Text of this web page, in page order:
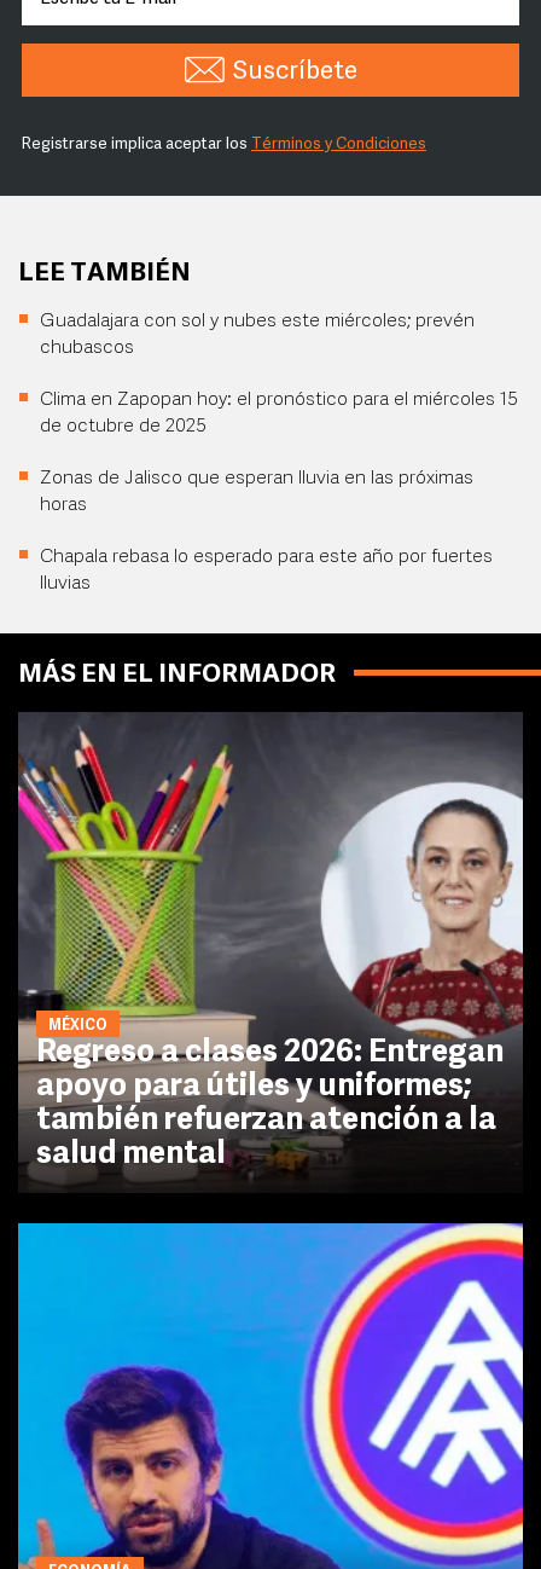
Suscríbete
Registrarse implica aceptar los Términos y Condiciones
LEE TAMBIÉN
Guadalajara con sol y nubes este miércoles; prevén
chubascos
Clima en Zapopan hoy: el pronóstico para el miércoles 15
de octubre de 2025
Zonas de Jalisco que esperan lluvia en las próximas
horas
Chapala rebasa lo esperado para este año por fuertes
lluvias
MÁS EN EL INFORMADOR
MÉXICO
Regreso a clases 2026: Entregan
apoyo para útiles y uniformes;
también refuerzan atención a la
salud mental